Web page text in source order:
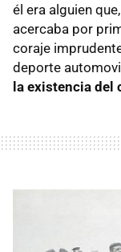
él era alguien
acercaba por
coraje
deporte
la existencia del